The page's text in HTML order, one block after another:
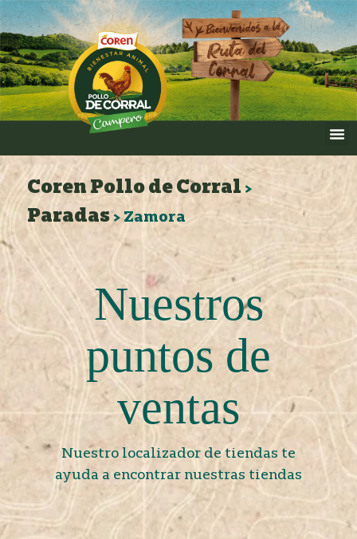
Coren Pollo de Corral>
Paradas> Zamora
Nuestros
puntos de
ventas
Nuestro localizador de tiendas te
ayuda a encontrar nuestras tiendas